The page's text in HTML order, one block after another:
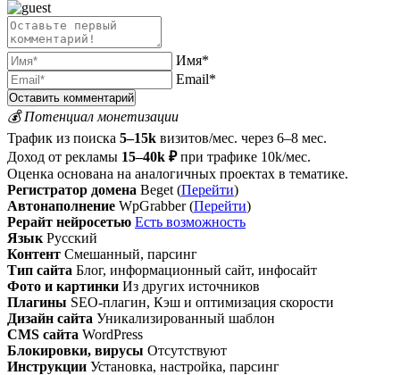
Имя*
Email*
💰 Потенциал монетизации
Трафик из поиска 5–15k визитов/мес. через 6–8 мес.
Доход от рекламы 15–40k ₽ при трафике 10k/мес.
Оценка основана на аналогичных проектах в тематике.
Регистратор домена Beget (Перейти)
Автонаполнение WpGrabber (Перейти)
Рерайт нейросетью Есть возможность
Язык Русский
Контент Смешанный, парсинг
Тип сайта Блог, информационный сайт, инфосайт
Фото и картинки Из других источников
Плагины SEO-плагин, Кэш и оптимизация скорости
Дизайн сайта Уникализированный шаблон
CMS сайта WordPress
Блокировки, вирусы Отсутствуют
Инструкции Установка, настройка, парсинг